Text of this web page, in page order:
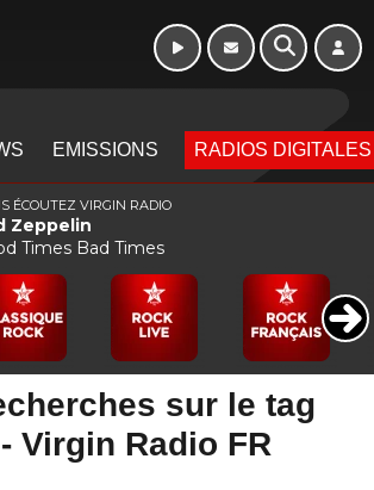
EMISSIONS RADIOS DIGITALES
sur le tag
Virgin Radio FR
ÉCOUTEZ VIRGIN RADIO
Zeppelin
Times Bad Times